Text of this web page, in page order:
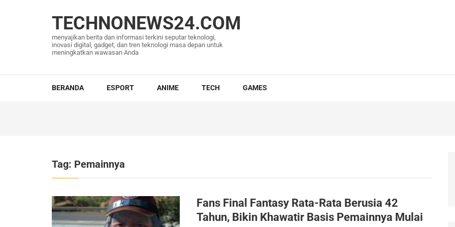
TECHNONEWS24.COM
menyajikan berita dan informasi terkini seputar teknologi,
inovasi digital, gadget, dan tren teknologi masa depan untuk
meningkatkan wawasan Anda
BERANDA ESPORT ANIME TECH GAMES
Tag: Pemainnya
Fans Final Fantasy Rata-Rata Berusia 42
Tahun, Bikin Khawatir Basis Pemainnya Mulai